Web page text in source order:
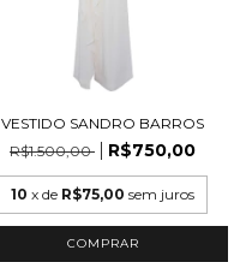
VESTIDO SANDRO BARROS
R$1.500,00
R$750,00
10 x de R$75,00 sem juros